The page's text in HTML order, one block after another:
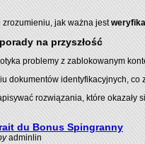
jak ważna jest
na przyszłość
problemy z zablokowanym
dokumentów identyfikacyjnych,
rozwiązania, które
du Bonus Spingranny
adminlin